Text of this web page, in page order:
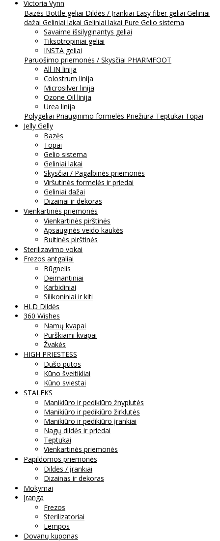
Victoria Vynn
Bazės Bottle geliai Dildės / Įrankiai Easy fiber geliai Geliniai
dažai Geliniai lakai Geliniai lakai Pure Gelio sistema
Savaime išsilyginantys geliai
Tiksotropiniai geliai
INSTA geliai
Paruošimo priemonės / Skysčiai PHARMFOOT
All IN linija
Colostrum linija
Microsilver linija
Ozone Oil linija
Urea linija
Polygeliai Priauginimo formelės Priežiūra Teptukai Topai
Jelly Gelly
Bazės
Topai
Gelio sistema
Geliniai lakai
Skysčiai / Pagalbinės priemonės
Viršutinės formelės ir priedai
Geliniai dažai
Dizainai ir dekoras
Vienkartinės priemonės
Vienkartinės pirštinės
Apsauginės veido kaukės
Buitinės pirštinės
Sterilizavimo vokai
Frezos antgaliai
Būgnelis
Deimantiniai
Karbidiniai
Silikoniniai ir kiti
HLD Dildės
360 Wishes
Namų kvapai
Purškiami kvapai
Žvakės
HIGH PRIESTESS
Dušo putos
Kūno šveitikliai
Kūno sviestai
STALEKS
Manikiūro ir pedikiūro žnyplutės
Manikiūro ir pedikiūro žirklutės
Manikiūro ir pedikiūro įrankiai
Nagų dildės ir priedai
Teptukai
Vienkartinės priemonės
Papildomos priemonės
Dildės / įrankiai
Dizainas ir dekoras
Mokymai
Įranga
Frezos
Sterilizatoriai
Lempos
Dovanų kuponas